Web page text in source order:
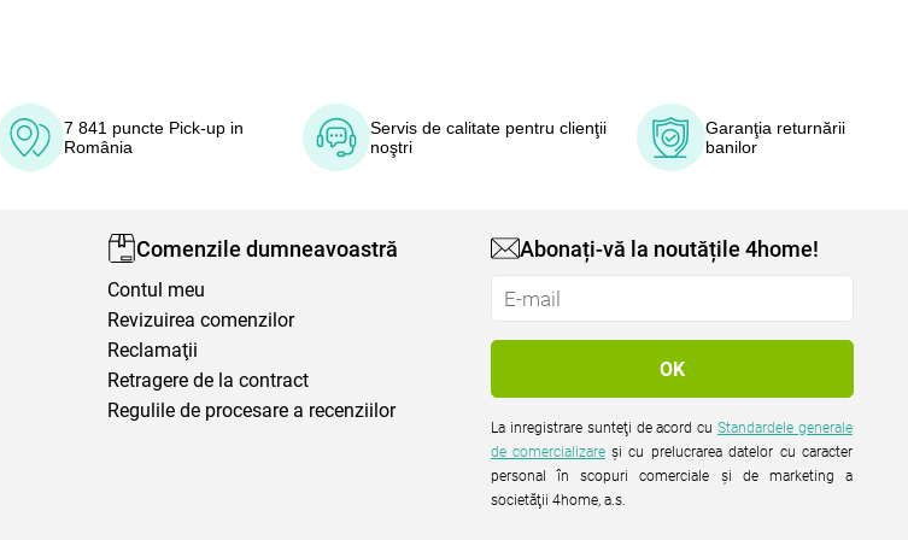
7 841 puncte Pick-up in
România
Servis de calitate pentru clienţii
noştri
Garanţia returnării
banilor
Comenzile dumneavoastră
Contul meu
Revizuirea comenzilor
Reclamaţii
Retragere de la contract
Regulile de procesare a recenziilor
Abonați-vă la noutățile 4home!
La inregistrare sunteţi de acord cuStandardele generale
de comercializare şi cu prelucrarea datelor cu caracter
personal în scopuri comerciale şi de marketing a
societăţii 4home, a.s.